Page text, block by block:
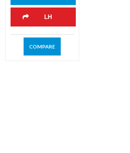
LH
COMPARE